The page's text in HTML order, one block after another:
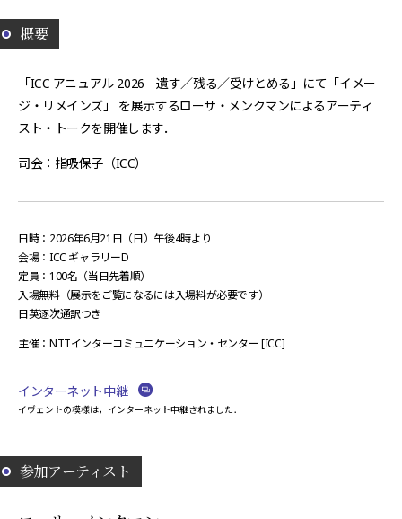
概要
「ICC アニュアル 2026 遺す／残る／受けとめる」にて「イメー
ジ・リメインズ」 を展示するローサ・メンクマンによるアーティ
スト・トークを開催します．
司会：指吸保子（ICC）
日時：2026年6月21日（日）午後4時より
会場：ICC ギャラリーD
定員： 100名（当日先着順）
入場無料（展示をご覧になるには入場料が必要です）
日英逐次通訳つき
主催：NTTインターコミュニケーション・センター [ICC]
インターネット中継
イヴェントの模様は，インターネット中継されました．
参加アーティスト